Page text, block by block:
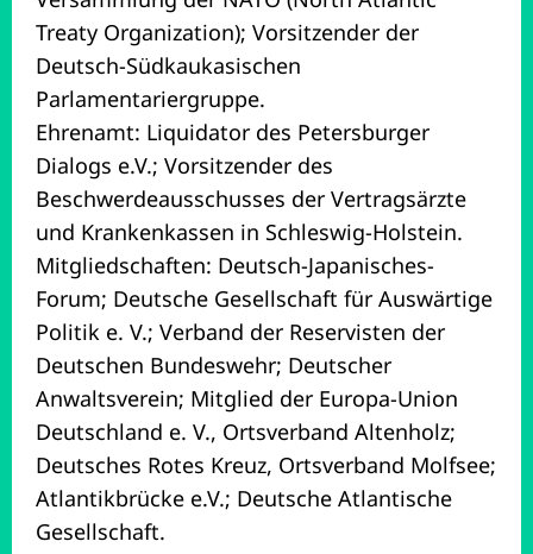
Treaty Organization); Vorsitzender der
Deutsch-Südkaukasischen
Parlamentariergruppe.
Ehrenamt: Liquidator des Petersburger
Dialogs e.V.; Vorsitzender des
Beschwerdeausschusses der Vertragsärzte
und Krankenkassen in Schleswig-Holstein.
Mitgliedschaften: Deutsch-Japanisches-
Forum; Deutsche Gesellschaft für Auswärtige
Politik e. V.; Verband der Reservisten der
Deutschen Bundeswehr; Deutscher
Anwaltsverein; Mitglied der Europa-Union
Deutschland e. V., Ortsverband Altenholz;
Deutsches Rotes Kreuz, Ortsverband Molfsee;
Atlantikbrücke e.V.; Deutsche Atlantische
Gesellschaft.